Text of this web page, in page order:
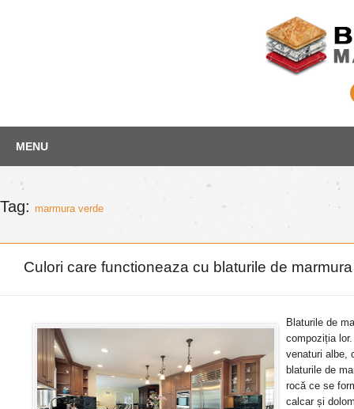
Depozit marmura
content
MENU
Tag: marmura verde
Culori care functioneaza cu blaturile de
Blaturile de
compoziția
venaturi albe,
blaturile de
rocă ce se
calcar și